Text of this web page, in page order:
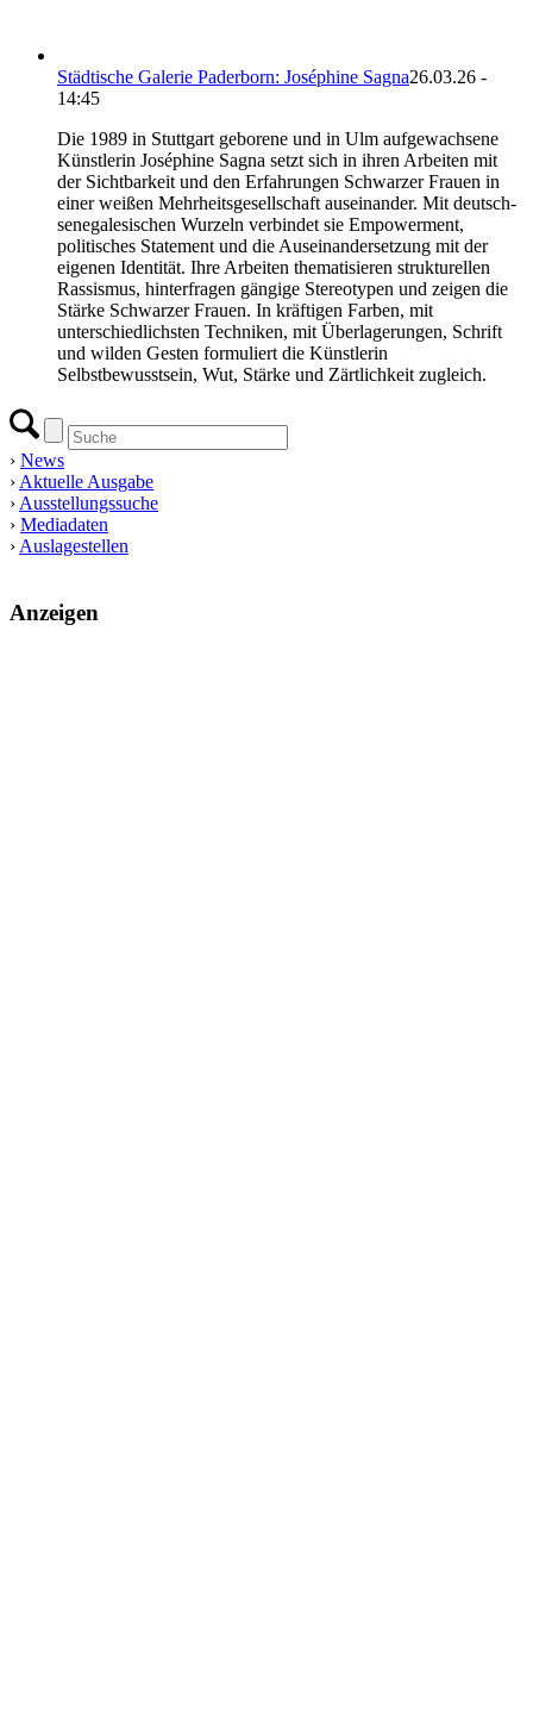
Städtische Galerie Paderborn: Joséphine Sagna26.03.26 -
14:45
Die 1989 in Stuttgart geborene und in Ulm aufgewachsene
Künstlerin Joséphine Sagna setzt sich in ihren Arbeiten mit
der Sichtbarkeit und den Erfahrungen Schwarzer Frauen in
einer weißen Mehrheitsgesellschaft auseinander. Mit deutsch-
senegalesischen Wurzeln verbindet sie Empowerment,
politisches Statement und die Auseinandersetzung mit der
eigenen Identität. Ihre Arbeiten thematisieren strukturellen
Rassismus, hinterfragen gängige Stereotypen und zeigen die
Stärke Schwarzer Frauen. In kräftigen Farben, mit
unterschiedlichsten Techniken, mit Überlagerungen, Schrift
und wilden Gesten formuliert die Künstlerin
Selbstbewusstsein, Wut, Stärke und Zärtlichkeit zugleich.
› News
› Aktuelle Ausgabe
› Ausstellungssuche
› Mediadaten
› Auslagestellen
Anzeigen